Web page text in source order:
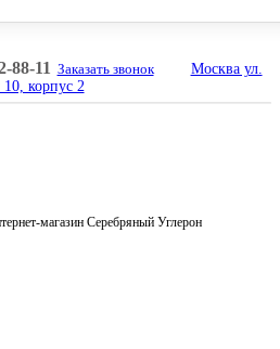
88-11 Заказать звонок
Москва ул.
корпус 2
магазин Серебряный Углерон